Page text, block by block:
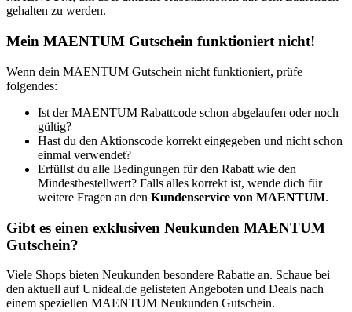
gehalten zu werden.
Mein MAENTUM Gutschein funktioniert nicht!
Wenn dein MAENTUM Gutschein nicht funktioniert, prüfe
folgendes:
Ist der MAENTUM Rabattcode schon abgelaufen oder noch
gültig?
Hast du den Aktionscode korrekt eingegeben und nicht schon
einmal verwendet?
Erfüllst du alle Bedingungen für den Rabatt wie den
Mindestbestellwert? Falls alles korrekt ist, wende dich für
weitere Fragen an den Kundenservice von MAENTUM.
Gibt es einen exklusiven Neukunden MAENTUM
Gutschein?
Viele Shops bieten Neukunden besondere Rabatte an. Schaue bei
den aktuell auf Unideal.de gelisteten Angeboten und Deals nach
einem speziellen MAENTUM Neukunden Gutschein.